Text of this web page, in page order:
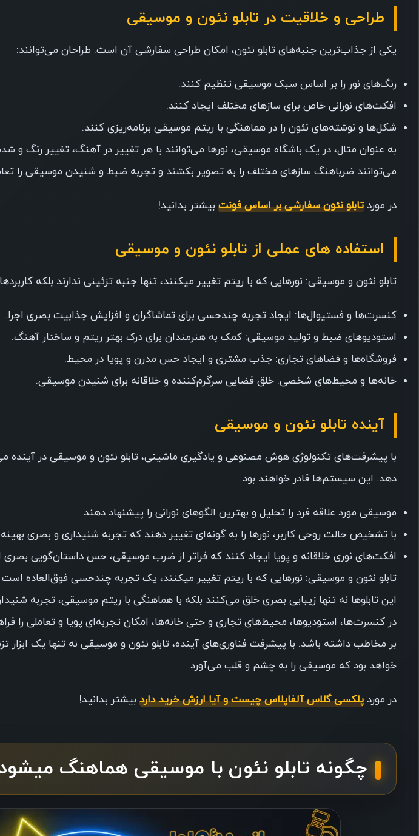
طراحی و خلاقیت در تابلو نئون و موسیقی
یکی از جذاب‌ترین جنبه‌های تابلو نئون، امکان طراحی سفارشی آن است. طراحان می‌توانند:
رنگ‌های نور را بر اساس سبک موسیقی تنظیم کنند.
افکت‌های نورانی خاص برای سازهای مختلف ایجاد کنند.
شکل‌ها و نوشته‌های نئون را در هماهنگی با ریتم موسیقی برنامه‌ریزی کنند.
به عنوان مثال، در یک باشگاه موسیقی، نورها می‌توانند با هر تغییر در آهنگ، تغییر رنگ و
می‌توانند ضرباهنگ سازهای مختلف را به تصویر بکشند و تجربه ضبط و شنیدن موسیقی را
در موردتابلو نئون سفارشی بر اساس فونت بیشتر بدانید!
استفاده های عملی از تابلو نئون و موسیقی
تابلو نئون و موسیقی: نورهایی که با ریتم تغییر میکنند، تنها جنبه تزئینی ندارند بلکه
کنسرت‌ها و فستیوال‌ها: ایجاد تجربه چندحسی برای تماشاگران و افزایش جذابیت بصری اجرا.
استودیوهای ضبط و تولید موسیقی: کمک به هنرمندان برای درک بهتر ریتم و ساختار آهنگ.
فروشگاه‌ها و فضاهای تجاری: جذب مشتری و ایجاد حس مدرن و پویا در محیط.
خانه‌ها و محیط‌های شخصی: خلق فضایی سرگرم‌کننده و خلاقانه برای شنیدن موسیقی.
آینده تابلو نئون و موسیقی
با پیشرفت‌های تکنولوژی هوش مصنوعی و یادگیری ماشینی، تابلو نئون و موسیقی در آینده
دهد. این سیستم‌ها قادر خواهند بود:
موسیقی مورد علاقه فرد را تحلیل و بهترین الگوهای نورانی را پیشنهاد دهند.
با تشخیص حالت روحی کاربر، نورها را به گونه‌ای تغییر دهند که تجربه شنیداری و بصری
افکت‌های نوری خلاقانه و پویا ایجاد کنند که فراتر از ضرب موسیقی، حس داستان‌گویی بصری
تابلو نئون و موسیقی: نورهایی که با ریتم تغییر میکنند، یک تجربه چندحسی فوق‌العاده
این تابلوها نه تنها زیبایی بصری خلق می‌کنند بلکه با هماهنگی با ریتم موسیقی، تجربه
در کنسرت‌ها، استودیوها، محیط‌های تجاری و حتی خانه‌ها، امکان تجربه‌ای پویا و تعاملی را
بر مخاطب داشته باشد. با پیشرفت فناوری‌های آینده، تابلو نئون و موسیقی نه تنها یک
خواهد بود که موسیقی را به چشم و قلب می‌آورد.
در موردپلکسی گلاس آلفاپلاس چیست و آیا ارزش خرید دارد بیشتر بدانید!
چگونه تابلو نئون با موسیقی هماهنگ